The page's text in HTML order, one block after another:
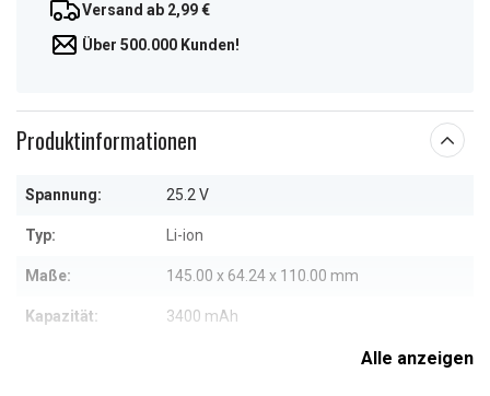
Versand ab 2,99 €
Über 500.000 Kunden!
Produktinformationen
Spannung: 25.2 V
Typ: Li-ion
Maße: 145.00 x 64.24 x 110.00 mm
Kapazität: 3400 mAh
Weitere Informationen zu den EigenschaftenAlle anzeigen